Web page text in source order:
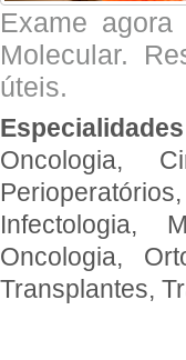
Exame
Molecular.
úteis.
Oncologia,
Infectologia,
Oncologia,
Transplantes,